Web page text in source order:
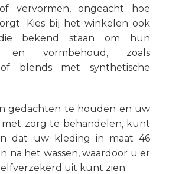
vervormen, ongeacht hoe
Kies bij het winkelen ook
bekend staan om hun
en vormbehoud, zoals
blends met synthetische
gedachten te houden en uw
zorg te behandelen, kunt
dat uw kleding in maat 46
na het wassen, waardoor u er
uit kunt zien.